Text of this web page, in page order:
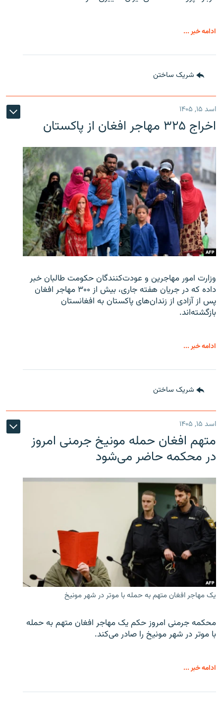
ادامه خبر ...
شریک ساختن
اسد ۱۵, ۱۴۰۵
اخراج ۳۲۵ مهاجر افغان از پاکستان
وزارت امور مهاجرین و عودت‌کنندگان حکومت طالبان خبر
داده که در جریان هفته جاری، بیش از ۳۰۰ مهاجر افغان
پس از آزادی از زندان‌های پاکستان به افغانستان
بازگشته‌اند.
ادامه خبر ...
شریک ساختن
اسد ۱۵, ۱۴۰۵
متهم افغان حمله مونیخ جرمنی امروز
در محکمه حاضر می‌شود
یک مهاجر افغان متهم به حمله با موتر در شهر مونیخ
محکمه جرمنی امروز حکم یک مهاجر افغان متهم به حمله
با موتر در شهر مونیخ را صادر می‌کند.
ادامه خبر ...